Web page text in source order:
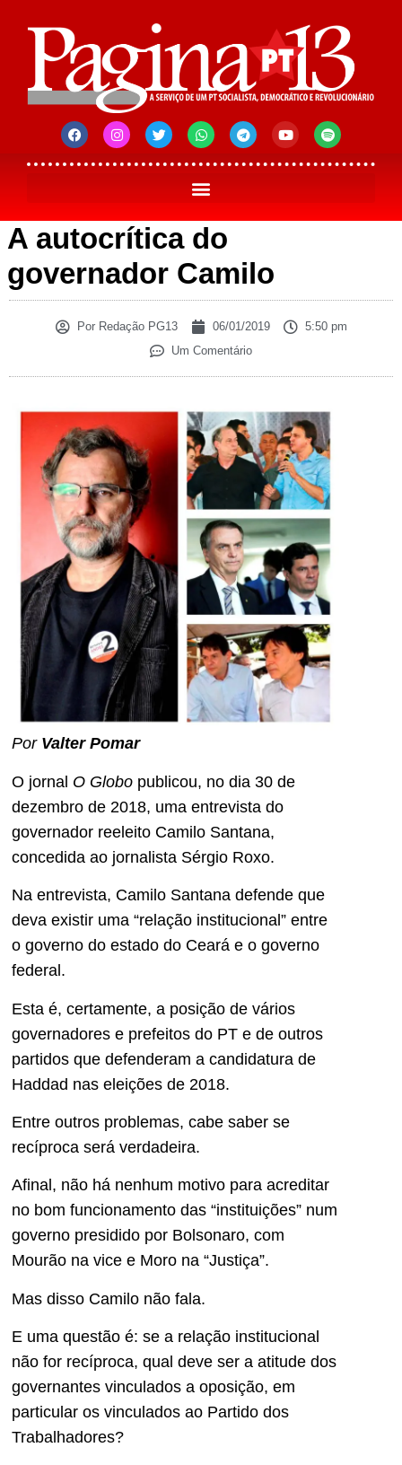
A autocrítica do
governador Camilo
PorRedação PG13 06/01/2019
5:50 pm
Um Comentário
Por Valter Pomar
O jornal O Globo publicou, no dia 30 de
dezembro de 2018, uma entrevista do
governador reeleito Camilo Santana,
concedida ao jornalista Sérgio Roxo.
Na entrevista, Camilo Santana defende que
deva existir uma “relação institucional” entre
o governo do estado do Ceará e o governo
federal.
Esta é, certamente, a posição de vários
governadores e prefeitos do PT e de outros
partidos que defenderam a candidatura de
Haddad nas eleições de 2018.
Entre outros problemas, cabe saber se
recíproca será verdadeira.
Afinal, não há nenhum motivo para acreditar
no bom funcionamento das “instituições” num
governo presidido por Bolsonaro, com
Mourão na vice e Moro na “Justiça”.
Mas disso Camilo não fala.
E uma questão é: se a relação institucional
não for recíproca, qual deve ser a atitude dos
governantes vinculados a oposição, em
particular os vinculados ao Partido dos
Trabalhadores?